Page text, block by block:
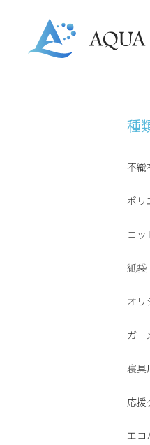
種
不織
ポリ
コッ
紙袋
オリ
ガー
寝具
応援
エコ